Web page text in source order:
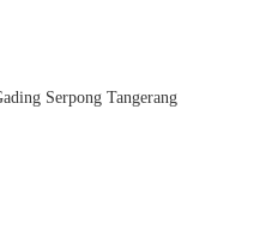
Serpong Tangerang